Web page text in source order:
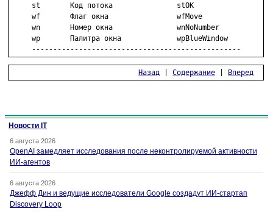
     st       Код потока               stOK
     wf       Флаг окна                wfMove
     wn       Номер окна               wnNoNumber
     wp       Палитра окна             wpBlueWindow
     -------------------------------------------------
Назад Содержание Вперед
Новости IT
6 августа 2026
OpenAI замедляет исследования после неконтролируемой активности
ИИ-агентов
6 августа 2026
Джефф Дин и ведущие исследователи Google создадут ИИ-стартап
Discovery Loop